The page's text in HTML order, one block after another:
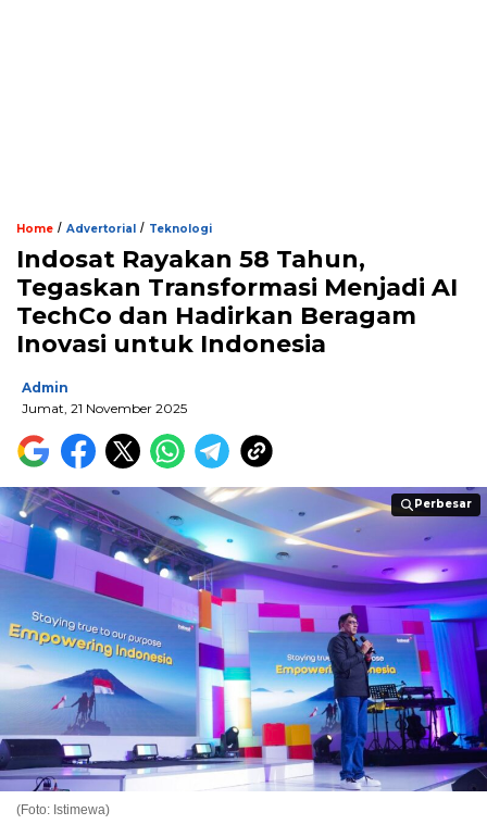
Home / Advertorial / Teknologi
Indosat Rayakan 58 Tahun,
Tegaskan Transformasi Menjadi AI
TechCo dan Hadirkan Beragam
Inovasi untuk Indonesia
Admin
Jumat, 21 November 2025
Perbesar
Perbesar
(Foto: Istimewa)